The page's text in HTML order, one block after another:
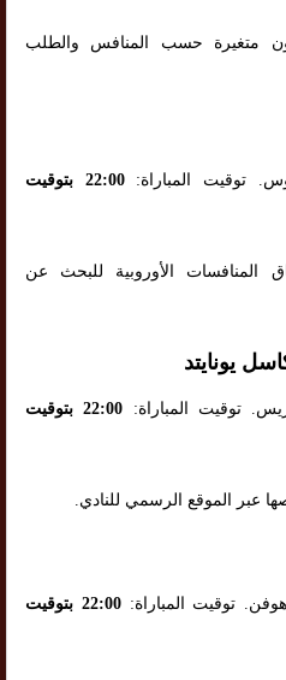
متغيرة حسب المنافس والطلب
توقيت المباراة:
22:00 بتوقيت
المنافسات الأوروبية للبحث عن
يونايتد
توقيت المباراة:
22:00 بتوقيت
عبر الموقع الرسمي للنادي.
توقيت المباراة:
22:00 بتوقيت